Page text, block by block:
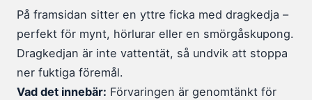
På framsidan sitter en yttre ficka med dragkedja –
perfekt för mynt, hörlurar eller en smörgåskupong.
Dragkedjan är inte vattentät, så undvik att stoppa
ner fuktiga föremål.
Vad det innebär: Förvaringen är genomtänkt för